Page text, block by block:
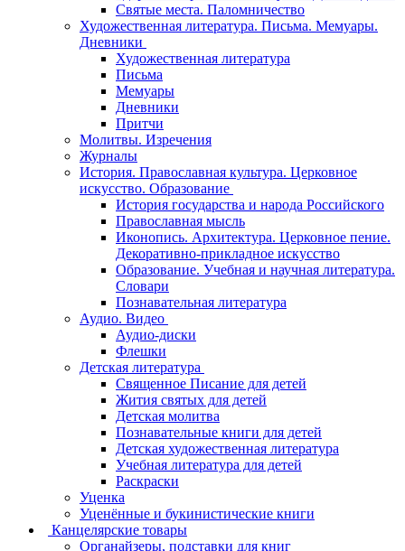
Святые места. Паломничество
Художественная литература. Письма. Мемуары.
Дневники
Художественная литература
Письма
Мемуары
Дневники
Притчи
Молитвы. Изречения
Журналы
История. Православная культура. Церковное
искусство. Образование
История государства и народа Российского
Православная мысль
Иконопись. Архитектура. Церковное пение.
Декоративно-прикладное искусство
Образование. Учебная и научная литература.
Словари
Познавательная литература
Аудио. Видео
Аудио-диски
Флешки
Детская литература
Священное Писание для детей
Жития святых для детей
Детская молитва
Познавательные книги для детей
Детская художественная литература
Учебная литература для детей
Раскраски
Уценка
Уценённые и букинистические книги
Канцелярские товары
Органайзеры, подставки для книг